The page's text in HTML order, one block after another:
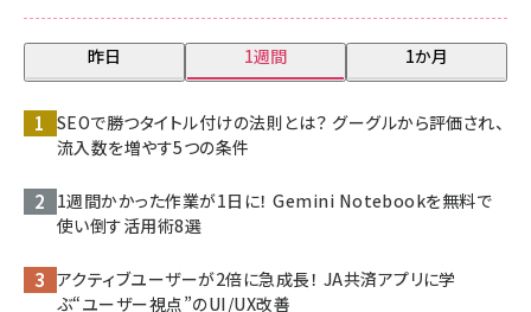
昨日 1週間 1か月
SEOで勝つタイトル付けの法則とは？ グーグルから評価され、
流入数を増やす5つの条件
1週間かかった作業が1日に！ Gemini Notebookを無料で
使い倒す活用術8選
アクティブユーザーが2倍に急成長！ JA共済アプリに学
ぶ“ユーザー視点”のUI/UX改善